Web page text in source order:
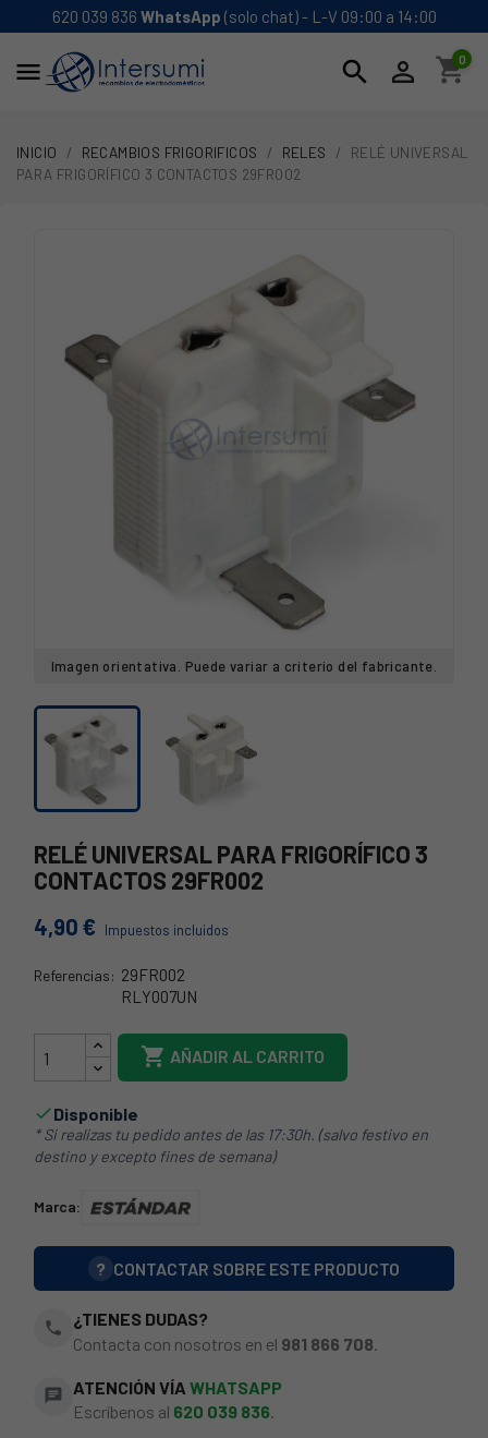
620 039 836 WhatsApp (solo chat) - L-V 09:00 a 14:00
 search  shopping_cart
0
INICIO RECAMBIOS FRIGORIFICOS RELES
RELÉ UNIVERSAL
PARA FRIGORÍFICO 3 CONTACTOS 29FR002
Imagen orientativa. Puede variar a criterio del fabricante.
RELÉ UNIVERSAL PARA FRIGORÍFICO 3
CONTACTOS 29FR002
4,90 € Impuestos incluidos
Referencias: 29FR002
RLY007UN
 AÑADIR AL CARRITO
Disponible
* Si realizas tu pedido antes de las 17:30h. (salvo festivo en
destino y excepto fines de semana)
Marca:
? CONTACTAR SOBRE ESTE PRODUCTO
phone
¿TIENES DUDAS?
Contacta con nosotros en el 981 866 708
chat ATENCIÓN VÍA WHATSAPP
Escríbenos al 620 039 836.